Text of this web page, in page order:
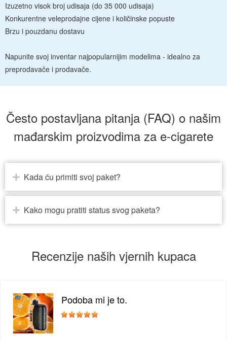
Izuzetno visok broj udisaja (do 35 000 udisaja)
Konkurentne veleprodajne cijene i količinske popuste
Brzu i pouzdanu dostavu
Napunite svoj inventar najpopularnijim modelima - idealno za
preprodavače i prodavače.
Često postavljana pitanja (FAQ) o našim
mađarskim proizvodima za e-cigarete
Kada ću primiti svoj paket?
Kako mogu pratiti status svog paketa?
Recenzije naših vjernih kupaca
Podoba mi je to.